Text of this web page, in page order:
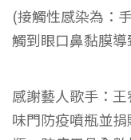
量
(接觸性感染為：
觸到眼口鼻黏膜導
感謝藝人歌手：
味門防疫噴瓶並